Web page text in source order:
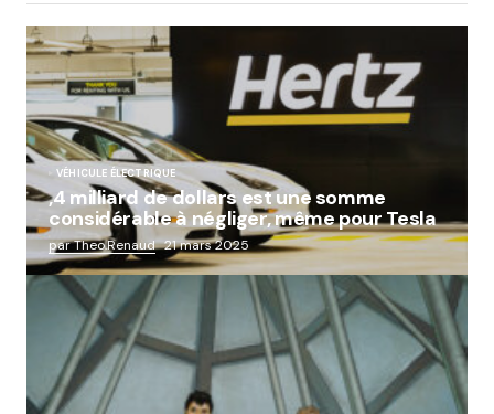
VÉHICULE ÉLECTRIQUE
,4 milliard de dollars est une somme
considérable à négliger, même pour Tesla
par Theo.Renaud 21 mars 2025